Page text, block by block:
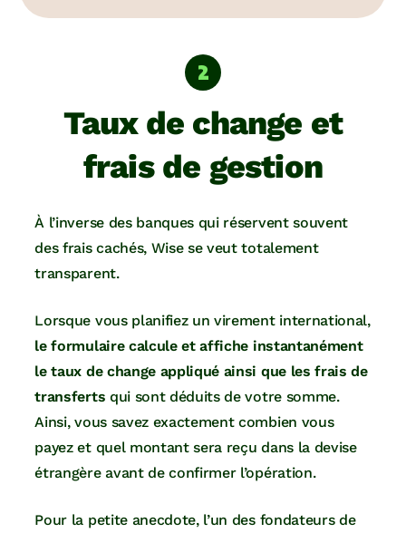
Taux de change et
frais de gestion
À l’inverse des banques qui réservent souvent
des frais cachés, Wise se veut totalement
transparent.
Lorsque vous planifiez un virement international,
le formulaire calcule et affiche instantanément
le taux de change appliqué ainsi que les frais de
transferts qui sont déduits de votre somme.
Ainsi, vous savez exactement combien vous
payez et quel montant sera reçu dans la devise
étrangère avant de confirmer l’opération.
Pour la petite anecdote, l’un des fondateurs de